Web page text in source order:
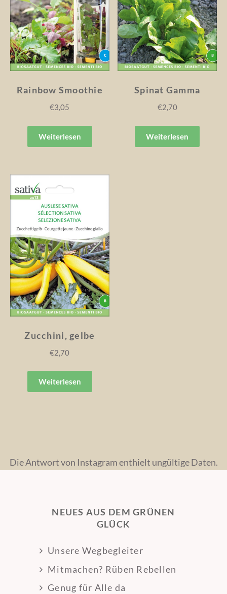
Rainbow Smoothie
€3,05
Weiterlesen
Spinat Gamma
€2,70
Weiterlesen
Zucchini, gelbe
€2,70
Weiterlesen
Die Antwort von Instagram enthielt ungültige Daten.
NEUES AUS DEM GRÜNEN
GLÜCK
Unsere Wegbegleiter
Mitmachen? Rüben Rebellen
Genug für Alle da